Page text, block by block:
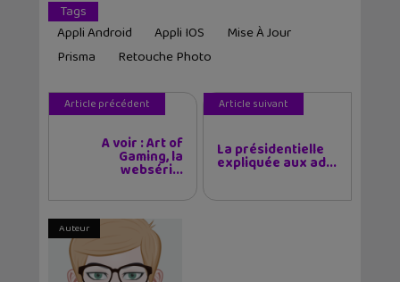
Tags
Appli Android
Appli IOS
Mise À Jour
Prisma
Retouche Photo
Article précédent
A voir : Art of
Gaming, la
webséri...
Article suivant
La présidentielle
expliquée aux ad...
Auteur